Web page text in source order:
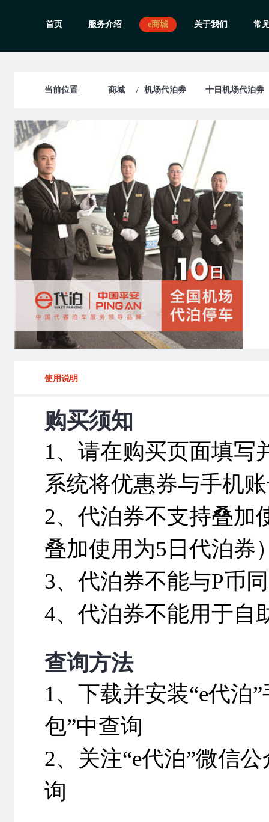
首页 服务介绍 e商城 关于我们 常
当前位置 商城 机场代泊券 十日机场代泊券
使用说明
购买须知
1、请在购买页面填写
系统将优惠券与手机
2、代泊券不支持叠加
叠加使用为5日代泊券
3、代泊券不能与P币
4、代泊券不能用于自
查询方法
1、下载并安装“e代泊
包”中查询
2、关注“e代泊”微信
询